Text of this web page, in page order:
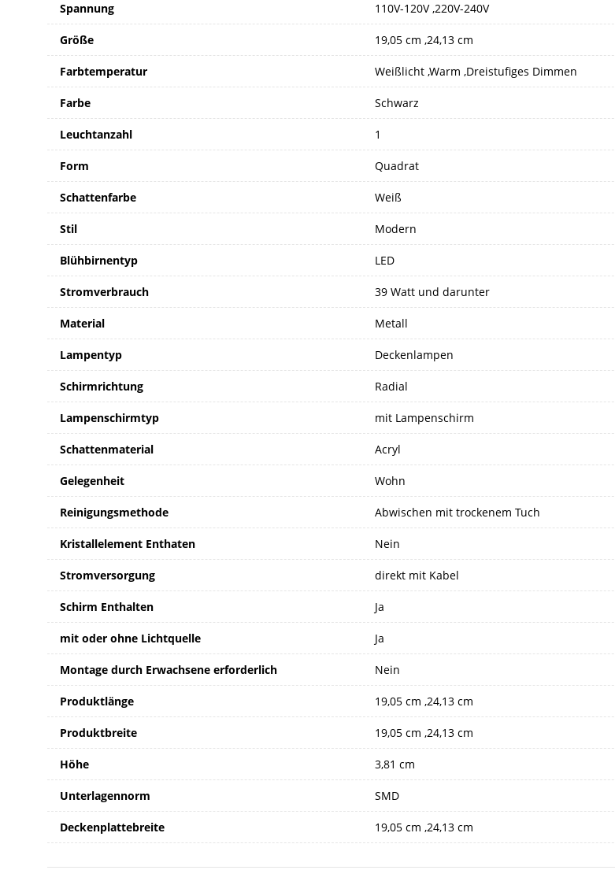
Spannung 110V-120V ,220V-240V
Größe 19,05 cm ,24,13 cm
Farbtemperatur Weißlicht ,Warm ,Dreistufiges Dimmen
Farbe Schwarz
Leuchtanzahl 1
Form Quadrat
Schattenfarbe Weiß
Stil Modern
Blühbirnentyp LED
Stromverbrauch 39 Watt und darunter
Material Metall
Lampentyp Deckenlampen
Schirmrichtung Radial
Lampenschirmtyp mit Lampenschirm
Schattenmaterial Acryl
Gelegenheit Wohn
Reinigungsmethode Abwischen mit trockenem Tuch
Kristallelement Enthaten Nein
Stromversorgung direkt mit Kabel
Schirm Enthalten Ja
mit oder ohne Lichtquelle Ja
Montage durch Erwachsene erforderlich Nein
Produktlänge 19,05 cm ,24,13 cm
Produktbreite 19,05 cm ,24,13 cm
Höhe 3,81 cm
Unterlagennorm SMD
Deckenplattebreite 19,05 cm ,24,13 cm